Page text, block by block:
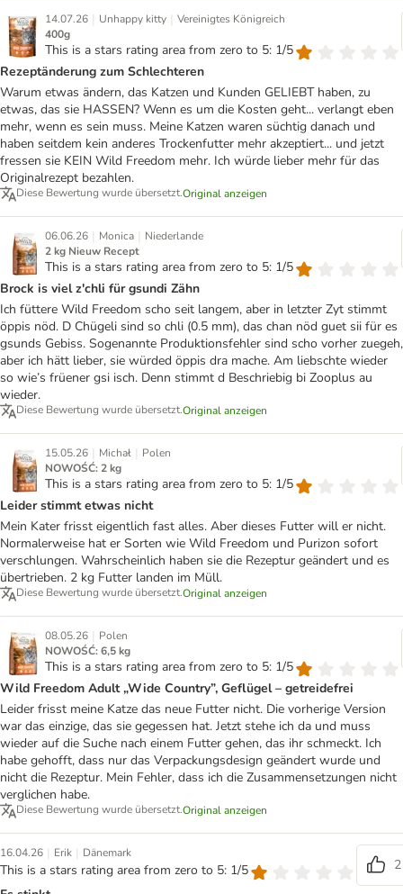
14.07.26 | Unhappy kitty | Vereinigtes Königreich
400g
This is a stars rating area from zero to 5: 1/5
Rezeptänderung zum Schlechteren
Warum etwas ändern, das Katzen und Kunden GELIEBT haben, zu
etwas, das sie HASSEN? Wenn es um die Kosten geht... verlangt eben
mehr, wenn es sein muss. Meine Katzen waren süchtig danach und
haben seitdem kein anderes Trockenfutter mehr akzeptiert... und jetzt
fressen sie KEIN Wild Freedom mehr. Ich würde lieber mehr für das
Originalrezept bezahlen.
Diese Bewertung wurde übersetzt.Original anzeigen
06.06.26 | Monica | Niederlande
2 kg Nieuw Recept
This is a stars rating area from zero to 5: 1/5
Brock is viel z'chli für gsundi Zähn
Ich füttere Wild Freedom scho seit langem, aber in letzter Zyt stimmt
öppis nöd. D Chügeli sind so chli (0.5 mm), das chan nöd guet sii für es
gsunds Gebiss. Sogenannte Produktionsfehler sind scho vorher zuegeh,
aber ich hätt lieber, sie würded öppis dra mache. Am liebschte wieder
so wie’s früener gsi isch. Denn stimmt d Beschriebig bi Zooplus au
wieder.
Diese Bewertung wurde übersetzt.Original anzeigen
15.05.26 | Michał | Polen
NOWOŚĆ: 2 kg
This is a stars rating area from zero to 5: 1/5
Leider stimmt etwas nicht
Mein Kater frisst eigentlich fast alles. Aber dieses Futter will er nicht.
Normalerweise hat er Sorten wie Wild Freedom und Purizon sofort
verschlungen. Wahrscheinlich haben sie die Rezeptur geändert und es
übertrieben. 2 kg Futter landen im Müll.
Diese Bewertung wurde übersetzt.Original anzeigen
08.05.26 | Polen
NOWOŚĆ: 6,5 kg
This is a stars rating area from zero to 5: 1/5
Wild Freedom Adult „Wide Country”, Geflügel – getreidefrei
Leider frisst meine Katze das neue Futter nicht. Die vorherige Version
war das einzige, das sie gegessen hat. Jetzt stehe ich da und muss
wieder auf die Suche nach einem Futter gehen, das ihr schmeckt. Ich
habe gehofft, dass nur das Verpackungsdesign geändert wurde und
nicht die Rezeptur. Mein Fehler, dass ich die Zusammensetzungen nicht
verglichen habe.
Diese Bewertung wurde übersetzt.Original anzeigen
16.04.26 | Erik | Dänemark
This is a stars rating area from zero to 5: 1/5
2